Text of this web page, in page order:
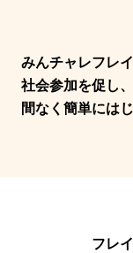
みんチャレフレ
社会参加を促し
間なく簡単には
フレ